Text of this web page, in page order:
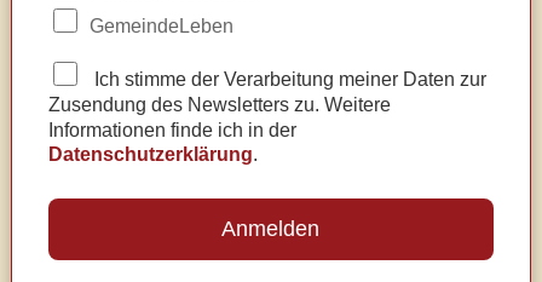
GemeindeLeben
Ich stimme der Verarbeitung meiner Daten zur
Zusendung des Newsletters zu. Weitere
Informationen finde ich in der
Datenschutzerklärung.